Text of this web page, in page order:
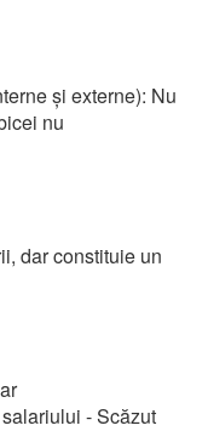
și externe): Nu
nu
dar constituie un
- Scăzut